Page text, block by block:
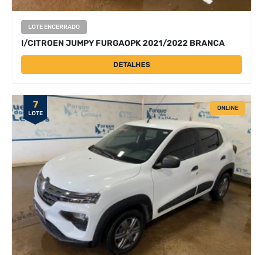
LOTE ENCERRADO
I/CITROEN JUMPY FURGAOPK 2021/2022 BRANCA
DETALHES
7
LOTE
ONLINE